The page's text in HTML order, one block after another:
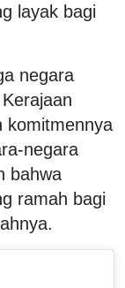
layak bagi
negara
komitmennya
negara
bahwa
ramah bagi